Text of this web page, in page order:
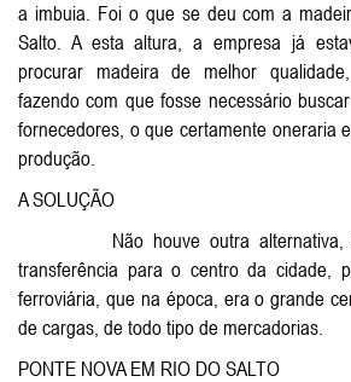
a imbuia. Foi o que se deu com a
Salto. A esta altura, a empresa já
procurar madeira de melhor
fazendo com que fosse necessário
fornecedores, o que certamente oneraria
produção.
A SOLUÇÃO
Não houve outra alternativa,
transferência para o centro da cidade,
ferroviária, que na época, era o grande
de cargas, de todo tipo de mercadorias.
PONTE NOVA EM RIO DO SALTO